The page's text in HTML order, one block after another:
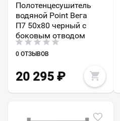
Полотенцесушитель
водяной Point Вега
П7 50x80 черный с
боковым отводом
0 ОТЗЫВОВ
20 295 ₽